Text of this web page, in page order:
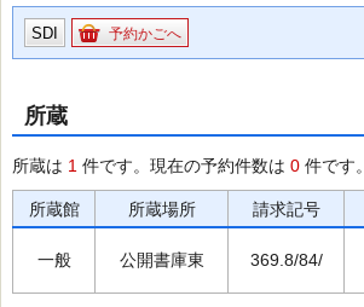
SDI 予約かごへ
所蔵
所蔵は 1 件です。現在の予約件数は 0 件です。
所蔵館 所蔵場所 請求記号
一般 公開書庫東 369.8/84/